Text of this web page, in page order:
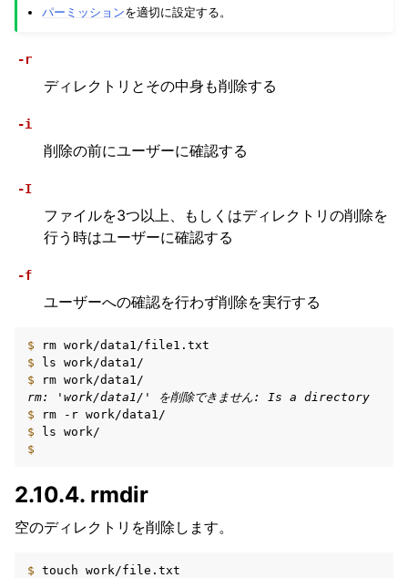
パーミッションを適切に設定する。
-r
ディレクトリとその中身も削除する
-i
削除の前にユーザーに確認する
-I
ファイルを3つ以上、もしくはディレクトリの削除を
行う時はユーザーに確認する
-f
ユーザーへの確認を行わず削除を実行する
$ rm
$
ls
$
rm
rm: 'work/data1/' を削除できません: Is a directory
$
rm -r
$
ls
$
2.10.4. rmdir
空のディレクトリを削除します。
$ touch